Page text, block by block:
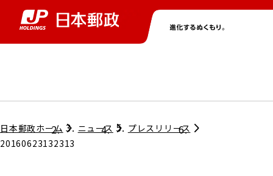
グループ情報トップ
株主・投資家情報トップ
ニューストップ
サステナビリティトップ
採用情報トップ
日本郵政ホーム ニュース
プレスリリース
20160623132313